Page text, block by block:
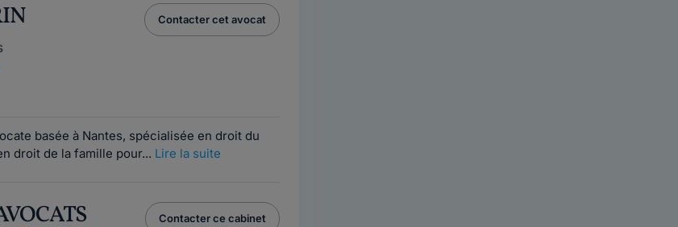
Contacter cet avocat
basée à Nantes, spécialisée en droit du
droit de la famille pour... Lire la suite
Contacter ce cabinet